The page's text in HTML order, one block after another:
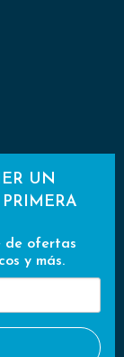
UN
de ofertas
y más.